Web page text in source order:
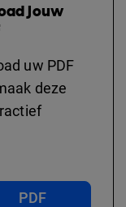
jouw
uw PDF
deze
PDF